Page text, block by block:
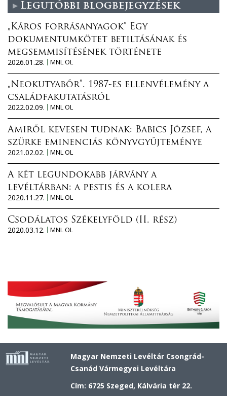
Legutóbbi blogbejegyzések
„Káros forrásanyagok” Egy
dokumentumkötet betiltásának és
megsemmisítésének története
2026.01.28.
MNL OL
„Neokutyabőr”. 1987-es ellenvélemény a
családfakutatásról
2022.02.09.
MNL OL
Amiről kevesen tudnak: Babics József, a
szürke eminenciás könyvgyűjteménye
2021.02.02.
MNL OL
A két legundokabb járvány a
levéltárban: a pestis és a kolera
2020.11.27.
MNL OL
Csodálatos Székelyföld (II. rész)
2020.03.12.
MNL OL
Magyar Nemzeti Levéltár Csongrád-
Csanád Vármegyei Levéltára
Cím: 6725 Szeged, Kálvária tér 22.